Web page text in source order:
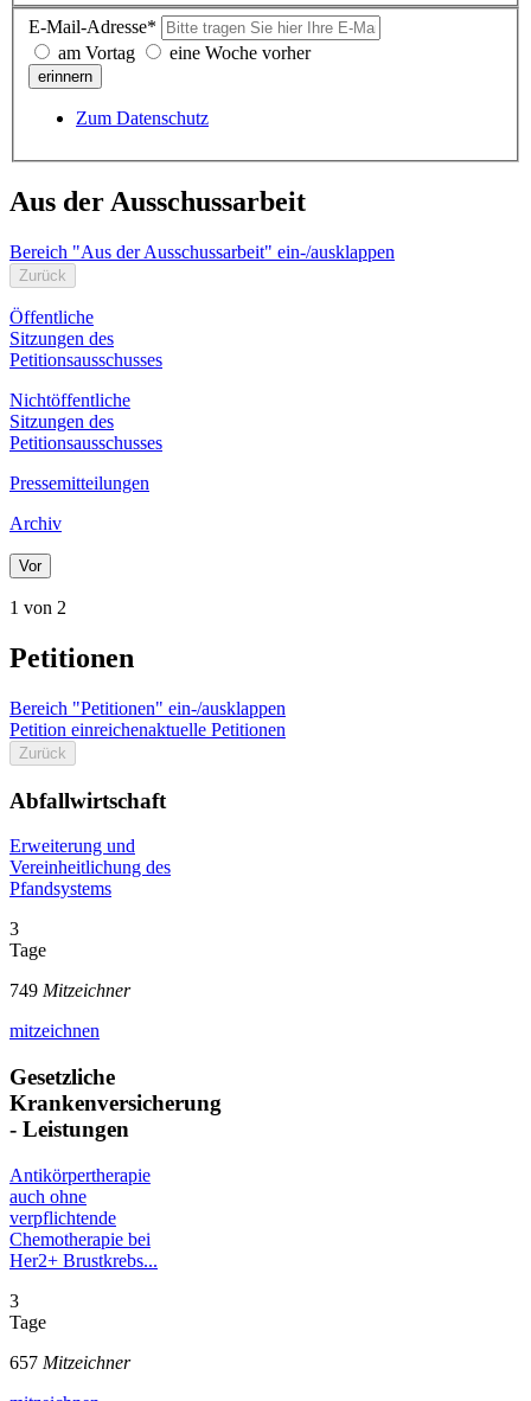
E-Mail-Adresse*
am Vortag
eine Woche vorher
erinnern
Zum Datenschutz
Aus der Ausschussarbeit
Bereich "Aus der Ausschussarbeit" ein-/ausklappen
Zurück
Öffentliche
Sitzungen des
Petitionsausschusses
Nichtöffentliche
Sitzungen des
Petitionsausschusses
Pressemitteilungen
Archiv
Vor
1 von 2
Petitionen
Bereich "Petitionen" ein-/ausklappen
Petition einreichenaktuelle Petitionen
Zurück
Abfallwirtschaft
Erweiterung und
Vereinheitlichung des
Pfandsystems
3
Tage
749 Mitzeichner
mitzeichnen
Gesetzliche
Krankenversicherung
- Leistungen
Antikörpertherapie
auch ohne
verpflichtende
Chemotherapie bei
Her2+ Brustkrebs...
3
Tage
657 Mitzeichner